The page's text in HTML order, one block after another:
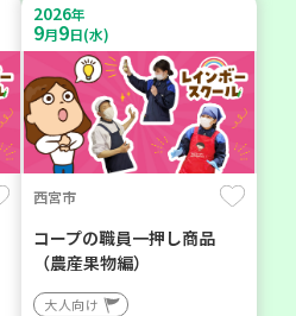
2026年
9月9日(水)
西宮市
コープの職員一押し商品
（農産果物編）
大人向け